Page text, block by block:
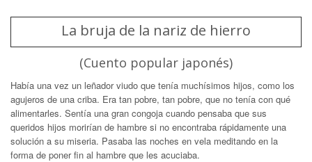
La bruja de la nariz de hierro
(Cuento popular japonés)
Había una vez un leñador viudo que tenía muchísimos hijos, como los
agujeros de una criba. Era tan pobre, tan pobre, que no tenía con qué
alimentarles. Sentía una gran congoja cuando pensaba que sus
queridos hijos morirían de hambre si no encontraba rápidamente una
solución a su miseria. Pasaba las noches en vela meditando en la
forma de poner fin al hambre que les acuciaba.